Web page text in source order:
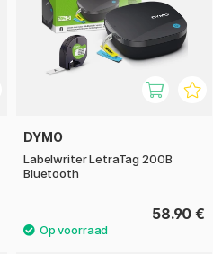
DYMO
Labelwriter LetraTag 200B
Bluetooth
58.90 €